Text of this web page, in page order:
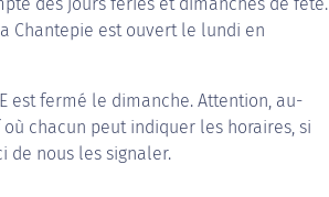
Chantepie est ouvert le lundi en
est fermé le dimanche. Attention, au-
chacun peut indiquer les horaires, si
de nous les signaler.